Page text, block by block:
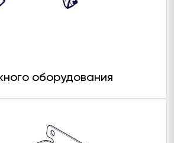
оборудования